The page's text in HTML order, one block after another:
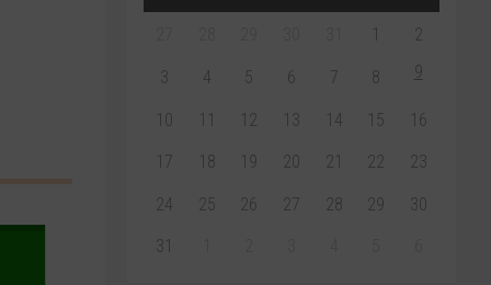
1 2
3 4 5 6 7 8 9
10 11 12 13 14 15 16
17 18 19 20 21 22 23
24 25 26 27 28 29 30
31